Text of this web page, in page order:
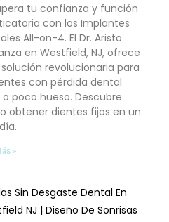
tu confianza y función
con los Implantes
All-on-4. El Dr. Aristo
en Westfield, NJ, ofrece
revolucionaria para
con pérdida dental
poco hueso. Descubre
obtener dientes fijos en un
»
Sin Desgaste Dental En
NJ | Diseño De Sonrisas